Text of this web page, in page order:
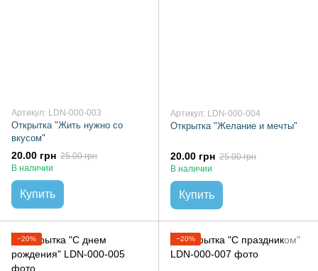
Артикул: LDN-000-003
Открытка "Жить нужно со
вкусом"
20.00 грн 25.00 грн
В наличии
Купить
Артикул: LDN-000-004
Открытка "Желание и мечты"
20.00 грн 25.00 грн
В наличии
Купить
−20% −20%